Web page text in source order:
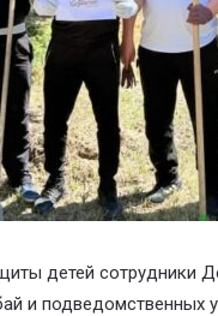
детей сотрудники
и подведомственных